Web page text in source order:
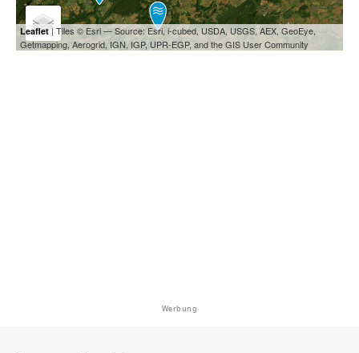
Leaflet| Tiles © Esri — Source: Esri, i-cubed, USDA, USGS, AEX, GeoEye,
Getmapping, Aerogrid, IGN, IGP, UPR-EGP, and the GIS User Community
Werbung